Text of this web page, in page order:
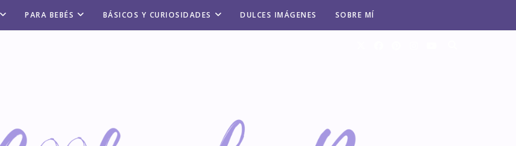
PARA BEBÉS BÁSICOS Y CURIOSIDADES DULCES IMÁGENES SOBRE MÍ